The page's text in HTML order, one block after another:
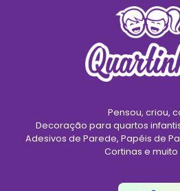
Pensou, criou,
Decoração para quartos
Adesivos de Parede, Papéis de
Cortinas e muito